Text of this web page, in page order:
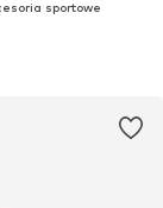
sportowe